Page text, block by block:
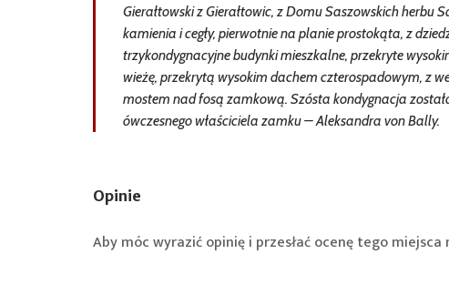
Gierałtowski z Gierałtowic, z Domu Saszowskich herbu
kamienia i cegły, pierwotnie na planie prostokąta, z
trzykondygnacyjne budynki mieszkalne, przekryte
wieżę, przekrytą wysokim dachem czterospadowym, z
mostem nad fosą zamkową. Szósta kondygnacja
ówczesnego właściciela zamku – Aleksandra von Bally.
Opinie
Aby móc wyrazić opinię i przesłać ocenę tego miejsca